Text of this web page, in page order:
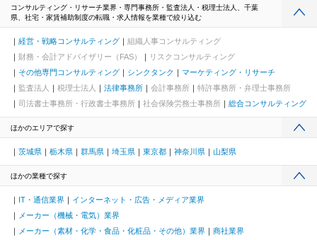
コンサルティング・リサーチ業界・専門事務所・監査法人・税理士法人、千葉
県、社宅・家賃補助制度の転職・求人情報を業種で絞り込む
経営・戦略コンサルティング
組織人事コンサルティング
財務・会計アドバイザリー（FAS）
リスクコンサルティング
その他専門コンサルティング
シンクタンク
マーケティング・リサーチ
監査法人
税理士法人 法律事務所 会計事務所
特許事務所・弁理士事務所
司法書士事務所・行政書士事務所
社会保険労務士事務所 総合コンサルティング
ほかのエリアで探す
茨城県 栃木県 群馬県 埼玉県 東京都 神奈川県 山梨県
ほかの業種で探す
IT・通信業界
インターネット・広告・メディア業界
メーカー（機械・電気）業界
メーカー（素材・化学・食品・化粧品・その他）業界
商社業界